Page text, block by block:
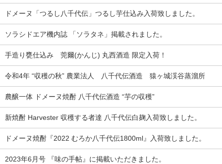
ドメーヌ「つるし八千代伝」つるし芋仕込み入荷致しました。
ソラシドエア機内誌 「ソラタネ」掲載されました。
手造り甕仕込み 莞爾(かんじ) 丸西酒造 限定入荷！
令和4年 “収穫の秋” 農業法人 八千代伝酒造 猿ヶ城渓谷蒸溜所
農醸一体 ドメーヌ焼酎 八千代伝酒造 “芋の収穫”
新焼酎 Harvester 収穫する者達 八千代伝白麹入荷致しました。
ドメーヌ焼酎『2022 むろか八千代伝1800ml』入荷致しました。
2023年6月号 『味の手帖』に掲載いただきました。